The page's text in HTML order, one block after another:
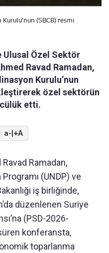
(SBCB) resmi
Ulusal Özel Sektör
Ravad Ramadan,
Kurulu’nun
özel sektörün
etti.
a-|+A
Ramadan,
(UNDP) ve
iş birliğinde,
düzenlenen Suriye
(PSD-2026-
konferansta,
toparlanma